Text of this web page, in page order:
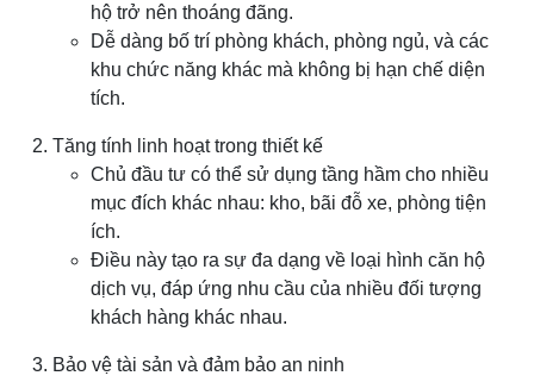
hộ trở nên thoáng đãng.
Dễ dàng bố trí phòng khách, phòng ngủ, và các
khu chức năng khác mà không bị hạn chế diện
tích.
Tăng tính linh hoạt trong thiết kế
Chủ đầu tư có thể sử dụng tầng hầm cho nhiều
mục đích khác nhau: kho, bãi đỗ xe, phòng tiện
ích.
Điều này tạo ra sự đa dạng về loại hình căn hộ
dịch vụ, đáp ứng nhu cầu của nhiều đối tượng
khách hàng khác nhau.
Bảo vệ tài sản và đảm bảo an ninh